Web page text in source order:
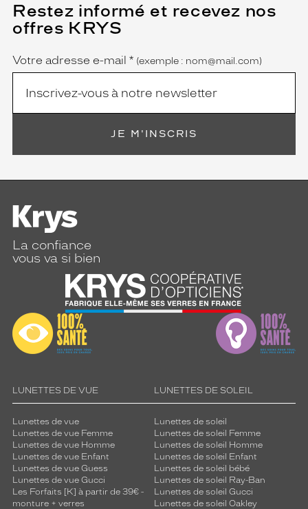
Restez informé et recevez nos
offres KRYS
Name
Votre adresse e-mail *
(Ce
champ
est
obligatoire)
(exemple : nom@mail.com)
JE M'INSCRIS
La confiance
vous va si bien
LUNETTES DE VUE
Lunettes de vue
Lunettes de vue Femme
Lunettes de vue Homme
Lunettes de vue Enfant
Lunettes de vue Guess
Lunettes de vue Gucci
Les Forfaits [K] à partir de 39€ -
monture + verres
LUNETTES DE SOLEIL
Lunettes de soleil
Lunettes de soleil Femme
Lunettes de soleil Homme
Lunettes de soleil Enfant
Lunettes de soleil bébé
Lunettes de soleil Ray-Ban
Lunettes de soleil Gucci
Lunettes de soleil Oakley